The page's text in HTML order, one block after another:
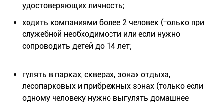
удостоверяющих личность;
ходить компаниями более 2 человек (только при
служебной необходимости или если нужно
сопроводить детей до 14 лет;
гулять в парках, скверах, зонах отдыха,
лесопарковых и прибрежных зонах (только если
одному человеку нужно выгулять домашнее